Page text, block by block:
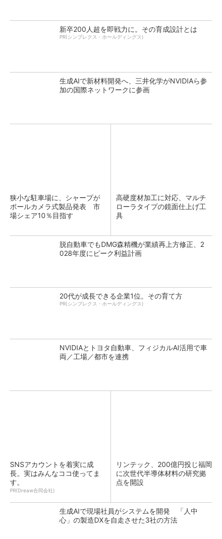
新卒200人超を即戦力に。その育成設計とは
PR(シンプレクス・ホールディングス)
生成AIで新材料開発へ、三井化学がNVIDIAら参
加の国際ネットワークに参画
狭小な駐車場に、シャープが
ポールカメラ式製品発表 市
場シェア10％目指す
高硬度材加工に対応、マルチ
ローラタイプの鏡面仕上げ工
具
脱自動車でもDMG森精機が業績再上方修正、2
028年度にピーク利益計画
20代が成長できる企業1位。その育て方
PR(シンプレクス・ホールディングス)
NVIDIAとトヨタ自動車、フィジカルAI活用で車
両／工場／都市を連携
SNSアカウントを着実に成
長。実はみんなココ使ってま
す。
PR(Dreaw合同会社)
リンテック、200億円投じ福岡
に次世代半導体材料の研究拠
点を開設
生成AIで現場社員がシステムを開発 「人中
心」の製造DXを自走させた3社の方法